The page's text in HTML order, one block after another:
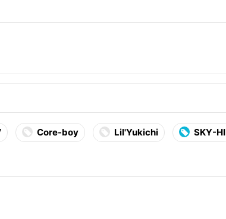
Core-boy Lil'Yukichi SKY-HI